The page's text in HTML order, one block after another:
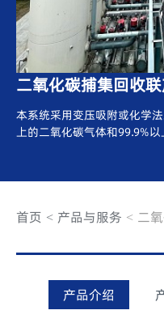
二氧化碳捕集回收
本系统采用变压吸附或化学
上的二氧化碳气体和99.9%以
首页 产品与服务 二
产品介绍